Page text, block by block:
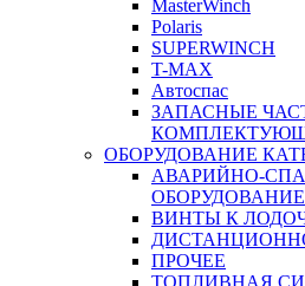
MasterWinch
Polaris
SUPERWINCH
T-MAX
Автоспас
ЗАПАСНЫЕ
ОБОРУДОВАНИЕ
АВАРИЙНО-
ОБОРУДОВАНИЕ
ВИНТЫ К
ПРОЧЕЕ
ТОПЛИВНАЯ